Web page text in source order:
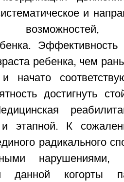
и
возможностей,
ребенка, чем
и начато
достигнуть
и этапной. К
радикального
нарушениями,
данной когорты